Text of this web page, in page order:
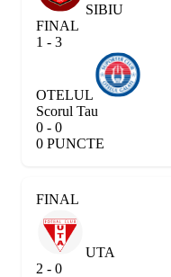
SIBIU
FINAL
1 - 3
OTELUL
Scorul Tau
0 - 0
0 PUNCTE
FINAL
UTA
2 - 0